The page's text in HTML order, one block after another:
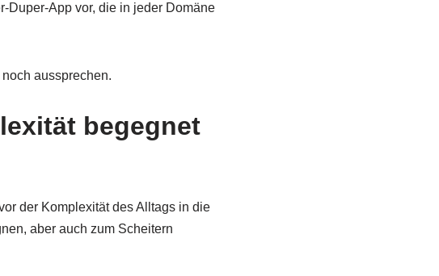
Duper-App vor, die in jeder Domäne
aussprechen.
begegnet
der Komplexität des Alltags in die
aber auch zum Scheitern